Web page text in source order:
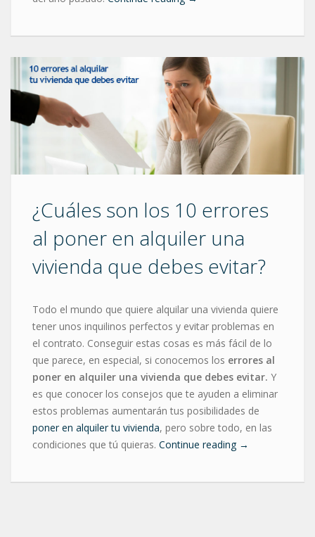
¿Cuáles son los 10 errores
al poner en alquiler una
vivienda que debes evitar?
Todo el mundo que quiere alquilar una vivienda quiere
tener unos inquilinos perfectos y evitar problemas en
el contrato. Conseguir estas cosas es más fácil de lo
que parece, en especial, si conocemos los errores al
poner en alquiler una vivienda que debes evitar. Y
es que conocer los consejos que te ayuden a eliminar
estos problemas aumentarán tus posibilidades de
poner en alquiler tu vivienda, pero sobre todo, en las
condiciones que tú quieras. Continue reading →